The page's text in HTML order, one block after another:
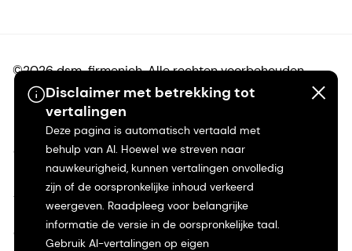
Disclaimer met betrekking tot
vertalingen
Deze pagina is automatisch vertaald met
behulp van AI. Hoewel we streven naar
nauwkeurigheid, kunnen vertalingen onvolledig
zijn of de oorspronkelijke inhoud verkeerd
weergeven. Raadpleeg voor belangrijke
informatie de versie in de oorspronkelijke taal.
Gebruik AI-vertalingen op eigen
©2026 dsm-firmenich. Alle rechten voorbehouden.
Privacyverklaring
Gebruiksvoorwaarden
Algemene voorwaarden
Californië Transparantie